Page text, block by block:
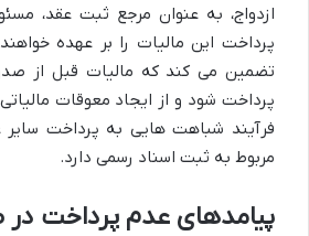
ازدواج، به عنوان مرجع ثبت عقد،
پرداخت این مالیات را بر عهده
تضمین می کند که مالیات قبل از
پرداخت شود و از ایجاد معوقات
فرآیند شباهت هایی به پرداخت
مربوط به ثبت اسناد رسمی دارد.
پیامدهای عدم پرداخت در